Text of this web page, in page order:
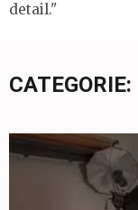
detail."
CATEGORIE: